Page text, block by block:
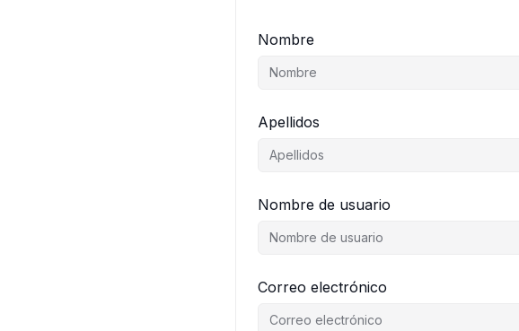
Nombre
Apellidos
Nombre de usuario
Correo electrónico